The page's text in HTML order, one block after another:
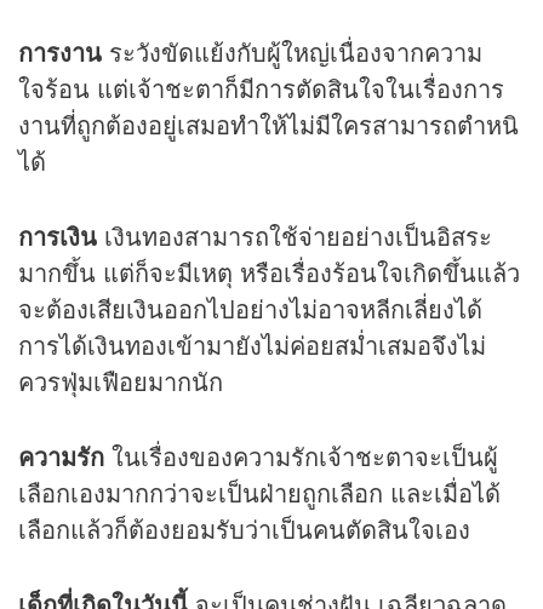
การงาน ระวังขัดแย้งกับผู้ใหญ่เนื่องจากความ
ใจร้อน แต่เจ้าชะตาก็มีการตัดสินใจในเรื่องการ
งานที่ถูกต้องอยู่เสมอทำให้ไม่มีใครสามารถตำหนิ
ได้
การเงิน เงินทองสามารถใช้จ่ายอย่างเป็นอิสระ
มากขึ้น แต่ก็จะมีเหตุ หรือเรื่องร้อนใจเกิดขึ้นแล้ว
จะต้องเสียเงินออกไปอย่างไม่อาจหลีกเลี่ยงได้
การได้เงินทองเข้ามายังไม่ค่อยสม่ำเสมอจึงไม่
ควรฟุ่มเฟือยมากนัก
ความรัก ในเรื่องของความรักเจ้าชะตาจะเป็นผู้
เลือกเองมากกว่าจะเป็นฝ่ายถูกเลือก และเมื่อได้
เลือกแล้วก็ต้องยอมรับว่าเป็นคนตัดสินใจเอง